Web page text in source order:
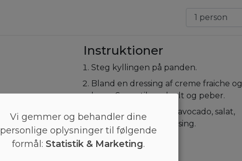
Instruktioner
Steg kyllingen på panden.
Bland en dressing af creme fraiche og
karry. Smag til med salt og peber.
Fyld grovbollen med avocado, salat,
kylling, agurk og dressing.
Vi gemmer og behandler dine
personlige oplysninger til følgende
formål: Statistik & Marketing.